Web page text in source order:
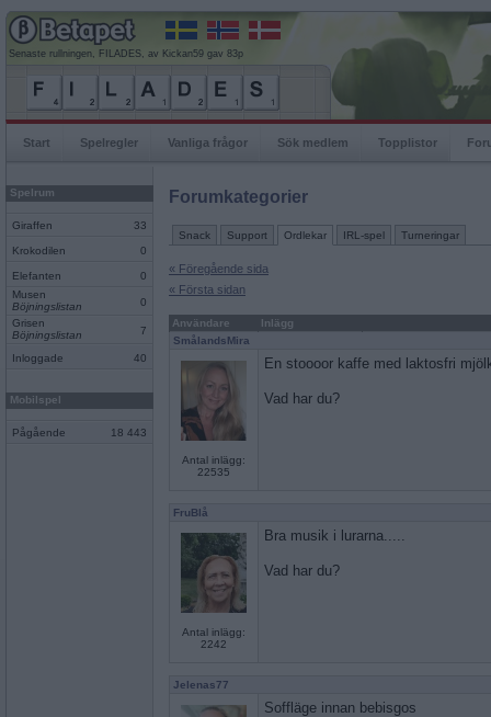
Senaste rullningen, FILADES, av Kickan59 gav 83p
Start Spelregler Vanliga frågor Sök medlem Topplistor
Spelrum
Giraffen 33
Krokodilen 0
Elefanten
0
Musen
Böjningslistan
0
Grisen
Böjningslistan
7
Inloggade 40
Mobilspel
Pågående 18 443
Forumkategorier
Snack Support Ordlekar IRL-spel Turneringar
« Föregående sida
« Första sidan
Användare
Inlägg
SmålandsMira
Antal inlägg:
22535
En stoooor kaffe med laktosfri
Vad har du?
FruBlå
Antal inlägg:
2242
Bra musik i lurarna.....
Vad har du?
Jelenas77
Soffläge innan bebisgos